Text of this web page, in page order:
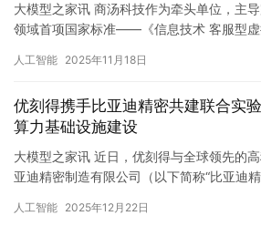
大模型之家讯 商汤科技作为牵头单位，主
领域首项国家标准——《信息技术 客服型
人工智能 2025年11月18日
优刻得携手比亚迪精密共建联合实
算力基础设施建设
大模型之家讯 近日，优刻得与全球领先的
亚迪精密制造有限公司（以下简称“比亚迪
人工智能 2025年12月22日